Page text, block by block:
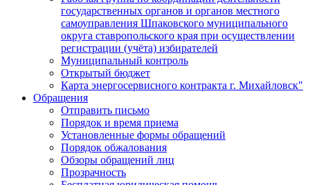
государственных органов и органов местного
самоуправления Шпаковского муниципального
округа ставропольского края при осуществлении
регистрации (учёта) избирателей
Муниципальный контроль
Открытый бюджет
Карта энергосервисного контракта г. Михайловск"
Обращения
Отправить письмо
Порядок и время приема
Установленные формы обращений
Порядок обжалования
Обзоры обращений лиц
Прозрачность